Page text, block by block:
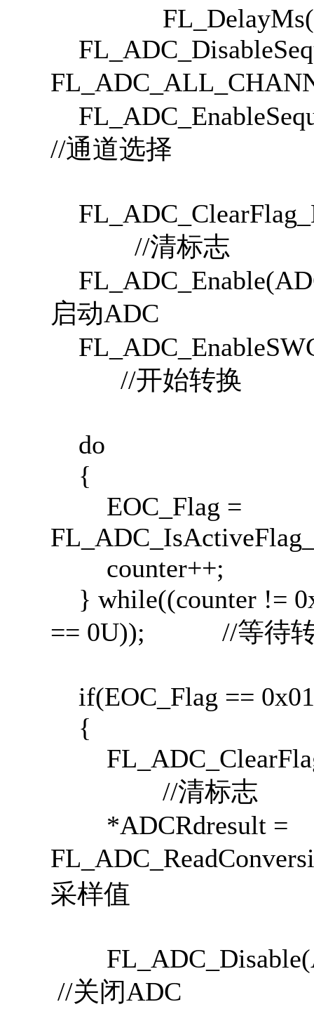
//通道选择
//清标志
启动ADC
//开始转换
do
{
EOC_Flag =
counter++;
} while((counter !=
== 0U)); //等待转
if(EOC_Flag ==
{
//清标志
*ADCRdresult =
采样值
//关闭ADC